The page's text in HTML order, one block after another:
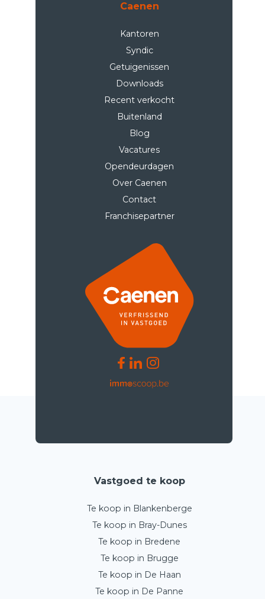
Caenen
Kantoren
Syndic
Getuigenissen
Downloads
Recent verkocht
Buitenland
Blog
Vacatures
Opendeurdagen
Over Caenen
Contact
Franchisepartner
Vastgoed te koop
Te koop in Blankenberge
Te koop in Bray-Dunes
Te koop in Bredene
Te koop in Brugge
Te koop in De Haan
Te koop in De Panne